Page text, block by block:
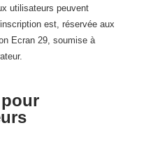
utilisateurs peuvent
est, réservée aux
Ecran 29, soumise à